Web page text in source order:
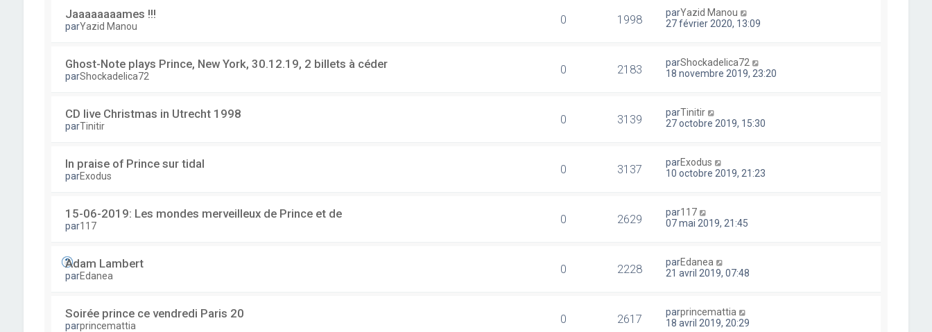
Jaaaaaaaames !!!
parYazid Manou 0 1998 parYazid Manou
27 février 2020, 13:09
Ghost-Note plays Prince, New York, 30.12.19, 2 billets à céder
parShockadelica72 0 2183 parShockadelica72
18 novembre 2019, 23:20
CD live Christmas in Utrecht 1998
parTinitir 0 3139 parTinitir
27 octobre 2019, 15:30
In praise of Prince sur tidal
parExodus 0 3137 parExodus
10 octobre 2019, 21:23
15-06-2019: Les mondes merveilleux de Prince et de
par117 0 2629 par117
07 mai 2019, 21:45
Adam Lambert
parEdanea 0 2228 parEdanea
21 avril 2019, 07:48
Soirée prince ce vendredi Paris 20
parprincemattia 0 2617 parprincemattia
18 avril 2019, 20:29